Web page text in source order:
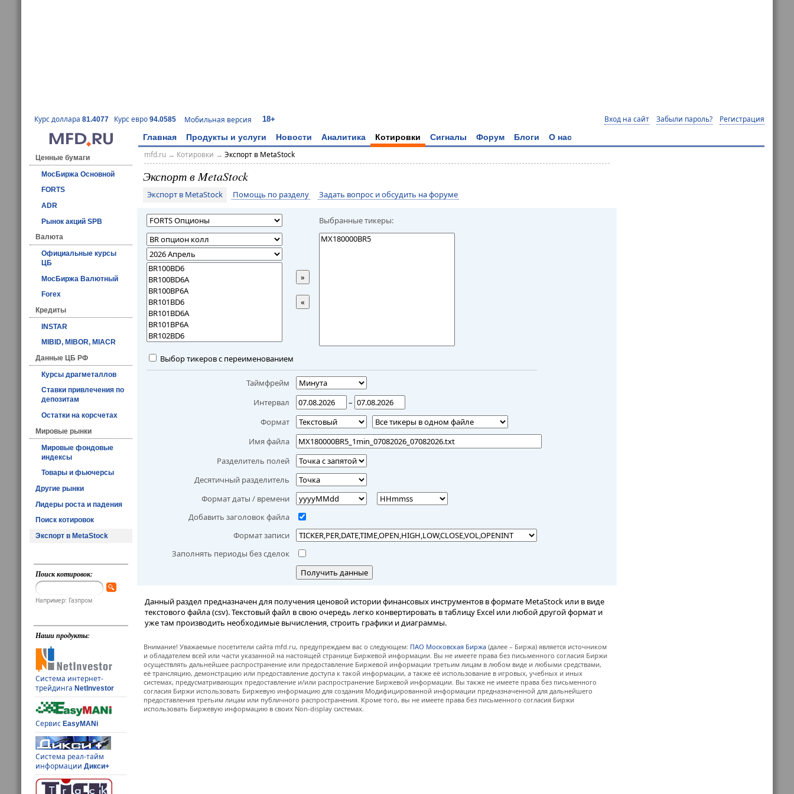
Курс доллара 81.4077 Курс евро 94.0585 Мобильная версия 18+ Вход на сайт Забыли пароль? Регистрация
Главная Продукты и услуги Новости Аналитика Котировки Сигналы Форум Блоги О нас
Ценные бумаги
МосБиржа Основной
FORTS
ADR
Рынок акций SPB
Валюта
Официальные курсы
ЦБ
МосБиржа Валютный
Forex
Кредиты
INSTAR
MIBID, MIBOR, MIACR
Данные ЦБ РФ
Курсы драгметаллов
Ставки привлечения по
депозитам
Остатки на корсчетах
Мировые рынки
Мировые фондовые
индексы
Товары и фьючерсы
Другие рынки
Лидеры роста и падения
Поиск котировок
Экспорт в MetaStock
Поиск котировок:
Например: Газпром
Наши продукты:
Система интернет-
трейдингаNetInvestor
СервисEasyMANi
Система реал-тайм
информацииДикси+
mfd.ru→ Котировки → Экспорт в MetaStock
Экспорт в MetaStock
Экспорт в MetaStock Помощь по разделу Задать вопрос и обсудить на форуме
Выбранные тикеры:
»
«
Выбор тикеров с переименованием
Таймфрейм
Интервал
–
Формат
Имя файла
Разделитель полей
Десятичный разделитель
Формат даты / времени
Добавить заголовок файла
Формат записи
Заполнять периоды без сделок
Получить данные
Данный раздел предназначен для получения ценовой истории финансовых инструментов в формате MetaStock или в виде
текстового файла (csv). Текстовый файл в свою очередь легко конвертировать в таблицу Excel или любой другой формат и
уже там производить необходимые вычисления, строить графики и диаграммы.
Внимание! Уважаемые посетители сайта mfd.ru, предупреждаем вас о следующем: ПАО Московская Биржа (далее – Биржа) является источником
и обладателем всей или части указанной на настоящей странице Биржевой информации. Вы не имеете права без письменного согласия Биржи
осуществлять дальнейшее распространение или предоставление Биржевой информации третьим лицам в любом виде и любыми средствами,
её трансляцию, демонстрацию или предоставление доступа к такой информации, а также её использование в игровых, учебных и иных
системах, предусматривающих предоставление и/или распространение Биржевой информации. Вы также не имеете права без письменного
согласия Биржи использовать Биржевую информацию для создания Модифицированной информации предназначенной для дальнейшего
предоставления третьим лицам или публичного распространения. Кроме того, вы не имеете права без письменного согласия Биржи
использовать Биржевую информацию в своих Non-display системах.